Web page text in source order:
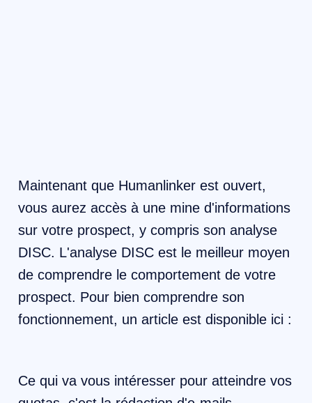
Maintenant que Humanlinker est ouvert,
vous aurez accès à une mine d'informations
sur votre prospect, y compris son analyse
DISC. L'analyse DISC est le meilleur moyen
de comprendre le comportement de votre
prospect. Pour bien comprendre son
fonctionnement, un article est disponible ici :
Ce qui va vous intéresser pour atteindre vos